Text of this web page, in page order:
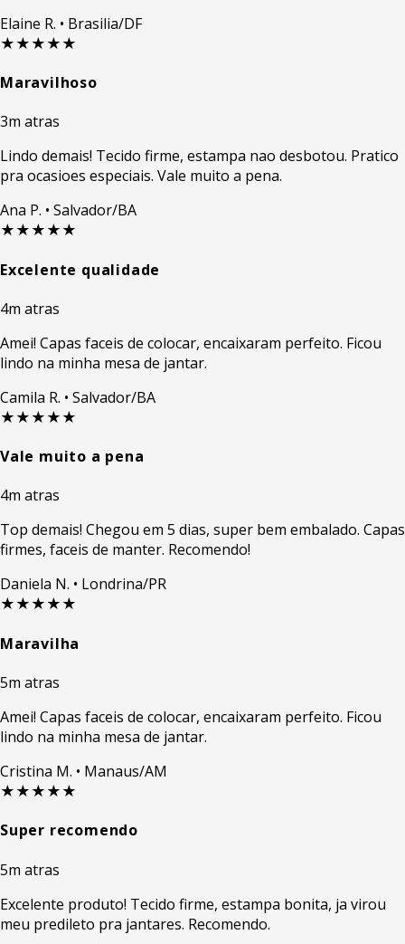
Elaine R. • Brasilia/DF
★★★★★
Maravilhoso
3m atras
Lindo demais! Tecido firme, estampa nao desbotou. Pratico
pra ocasioes especiais. Vale muito a pena.
Ana P. • Salvador/BA
★★★★★
Excelente qualidade
4m atras
Amei! Capas faceis de colocar, encaixaram perfeito. Ficou
lindo na minha mesa de jantar.
Camila R. • Salvador/BA
★★★★★
Vale muito a pena
4m atras
Top demais! Chegou em 5 dias, super bem embalado. Capas
firmes, faceis de manter. Recomendo!
Daniela N. • Londrina/PR
★★★★★
Maravilha
5m atras
Amei! Capas faceis de colocar, encaixaram perfeito. Ficou
lindo na minha mesa de jantar.
Cristina M. • Manaus/AM
★★★★★
Super recomendo
5m atras
Excelente produto! Tecido firme, estampa bonita, ja virou
meu predileto pra jantares. Recomendo.